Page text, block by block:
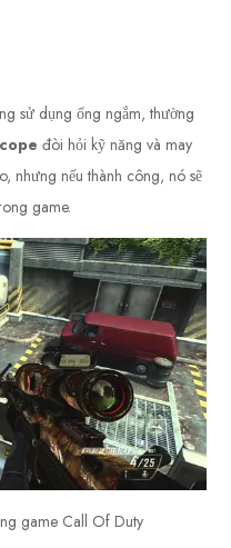
sử dụng ống ngắm, thường
đòi hỏi kỹ năng và may
nhưng nếu thành công, nó sẽ
game.
game Call Of Duty